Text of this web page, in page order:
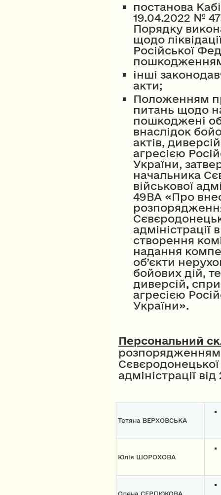
постанова
19.04.2022 №
Порядку
щодо
Російської
інші
акти;
Положенням
питань щодо
пошкоджені
внаслідок
актів,
агресією
України,
начальника
військової
49ВА «Про
створення
надання
об’єкти
бойових дій,
диверсій,
агресією
України».
Персональний
Сєвєродонецької
адміністрації
Тетяна ВЕРХОВСЬКА
Юлія ШОРОХОВА
Олена СЕРДЮКОВА